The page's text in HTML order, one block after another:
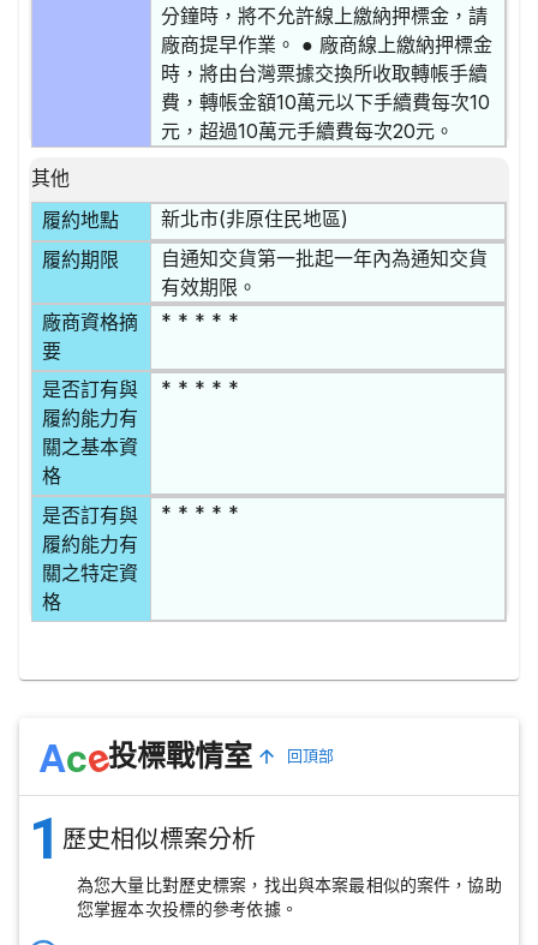
分鐘時，將不允許線上繳納押標金，請
廠商提早作業。 ● 廠商線上繳納押標金
時，將由台灣票據交換所收取轉帳手續
費，轉帳金額10萬元以下手續費每次10
元，超過10萬元手續費每次20元。
其他
履約地點
新北市(非原住民地區)
履約期限
自通知交貨第一批起一年內為通知交貨
有效期限。
廠商資格摘
要
* * * * *
是否訂有與
履約能力有
關之基本資
格
* * * * *
是否訂有與
履約能力有
關之特定資
格
* * * * *
Ace投標戰情室 回頂部
1 歷史相似標案分析
為您大量比對歷史標案，找出與本案最相似的案件，協助
您掌握本次投標的參考依據。